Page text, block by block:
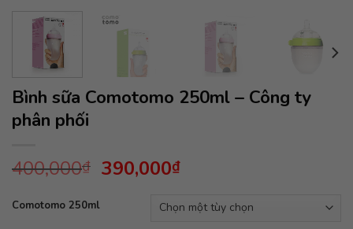
Bình sữa Comotomo 250ml – Công ty
phân phối
400,000₫ Giá
390,000₫Giá
tại
Comotomo 250ml